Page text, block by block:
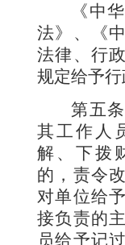
《中
法》、《
法律、行
规定给予行
第五
其工作人
解、下拨
的，责令
对单位给
接负责的
员给予记